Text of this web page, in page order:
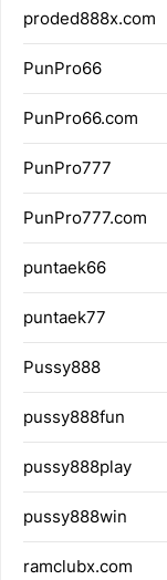
proded888x.com
PunPro66
PunPro66.com
PunPro777
PunPro777.com
puntaek66
puntaek77
Pussy888
pussy888fun
pussy888play
pussy888win
ramclubx.com